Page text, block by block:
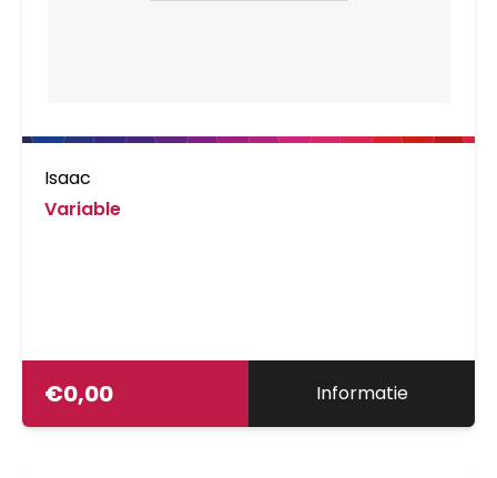
Isaac
Variable
€0,00 Informatie